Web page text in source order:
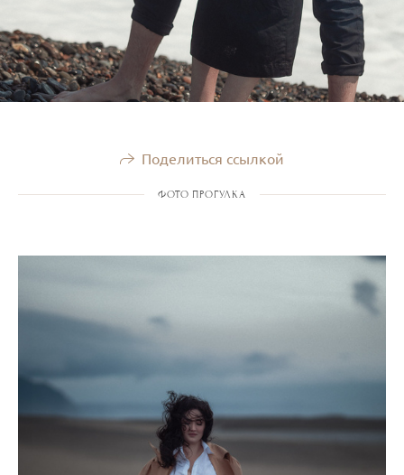
Поделиться ссылкой
ФОТО ПРОГУЛКА